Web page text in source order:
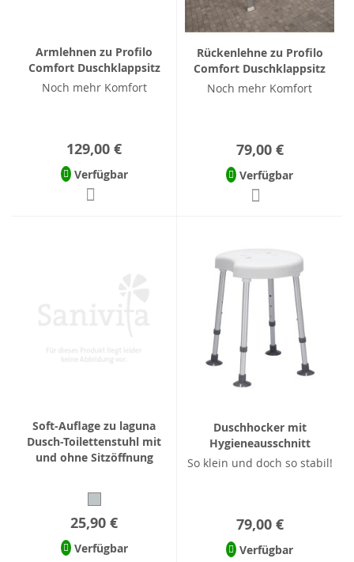
Armlehnen zu Profilo
Comfort Duschklappsitz
Noch mehr Komfort
129,00 €
Verfügbar
Rückenlehne zu Profilo
Comfort Duschklappsitz
Noch mehr Komfort
79,00 €
Verfügbar
Soft-Auflage zu laguna
Dusch-Toilettenstuhl mit
und ohne Sitzöffnung
25,90 €
Verfügbar
Duschhocker mit
Hygieneausschnitt
So klein und doch so stabil!
79,00 €
Verfügbar